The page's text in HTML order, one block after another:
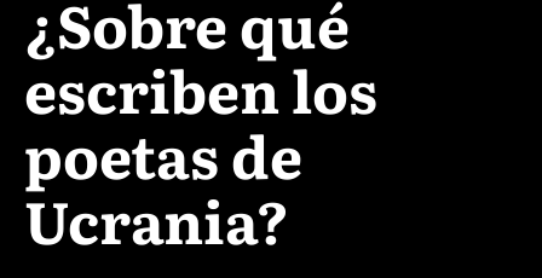
¿Sobre qué
escriben los
poetas de
Ucrania?